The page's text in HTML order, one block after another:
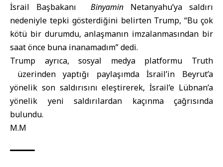
İsrail Başbakanı BinyaminNetanyahu’ya saldırı
nedeniyle tepki gösterdiğini belirten Trump, “Bu çok
kötü bir durumdu, anlaşmanın imzalanmasından bir
saat önce buna inanamadım” dedi.
Trump ayrıca, sosyal medya platformu Truth
üzerinden yaptığı paylaşımda İsrail’in Beyrut’a
yönelik son saldırısını eleştirerek, İsrail’e Lübnan’a
yönelik yeni saldırılardan kaçınma çağrısında
bulundu.
M.M